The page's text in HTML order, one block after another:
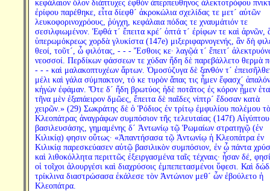
κεφάλαιον ὅλον διάπτυχες ἑφθὸν ἁπερπευθηνος ἀλεκτοτρόφου
ἐρίφου παρέθηκε, εἶτα δίεφθ´ ἀκροκώλια σχελίδας τε μετ´ αὐτῶν
λευκοφορινοχρόους, ῥύγχη, κεφάλαια πόδας τε χναυμάτιόν τε
σεσιλφιωμένον. Ἑφθά τ´ ἔπειτα κρέ´ ὀπτά τ´ ἐρίφων τε καὶ ἀρνῶν,
ὑπερωμόκρεως χορδὰ γλυκίστα (147e) μιξεριφαρνογενής, ἃν δὴ
θεοί, τοῦτ´, ὦ φιλότας, - - - Ἔσθοις κε· λαγῷά τ´ ἔπειτ´
νεοσσοί. Περδίκων φάσσεων τε χύδαν ἤδη δὲ παρεβάλλετο θερμὰ
- - - καὶ μαλακοπτυχέων ἄρτων. Ὁμοσύζυγα δὲ ξανθόν τ´
μέλι καὶ γάλα σύμπακτον, τό κε τυρὸν ἅπας τις ἦμεν ἔφασχ´
κἠγὼν ἐφάμαν. Ὅτε δ´ ἤδη βρωτύος ἠδὲ ποτᾶτος ἐς κόρον ᾖμεν
τῆνα μὲν ἐξαπάειρον δμῶες, ἔπειτα δὲ παῖδες νίπτρ´ ἔδοσαν κατὰ
χειρῶν.» (29) Σωκράτης δὲ ὁ Ῥόδιος ἐν τρίτῳ ἐμφυλίου πολέμου τὸ
Κλεοπάτρας ἀναγράφων συμπόσιον τῆς τελευταίας (147f) Αἰγύπτου
βασιλευσάσης, γημαμένης δ´ Ἀντωνίῳ τῷ Ῥωμαίων στρατηγῷ (ἐν
Κιλικίᾳ) φησιν οὕτως· «Ἀπαντήσασα τῷ Ἀντωνίῳ ἡ Κλεοπάτρα ἐν
Κιλικίᾳ παρεσκεύασεν αὐτῷ βασιλικὸν συμπόσιον, ἐν ᾧ πάντα
καὶ λιθοκόλλητα περιττῶς ἐξειργασμένα ταῖς τέχναις· ἦσαν δέ,
οἱ τοῖχοι ἁλουργέσι καὶ διαχρύσοις ἐμπεπετασμένοι ὕφεσι. Καὶ
τρίκλινα διαστρώσασα ἐκάλεσε τὸν Ἀντώνιον μεθ´ ὧν ἐβούλετο ἡ
Κλεοπάτρα.